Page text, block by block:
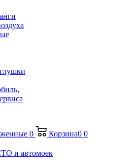
0 Корзина0 0